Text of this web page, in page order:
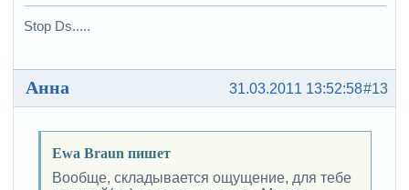
Stop Ds.....
#13
31.03.2011 13:52:58
Анна
Ewa Braun пишет
Вообще, складывается ощущение, для тебе